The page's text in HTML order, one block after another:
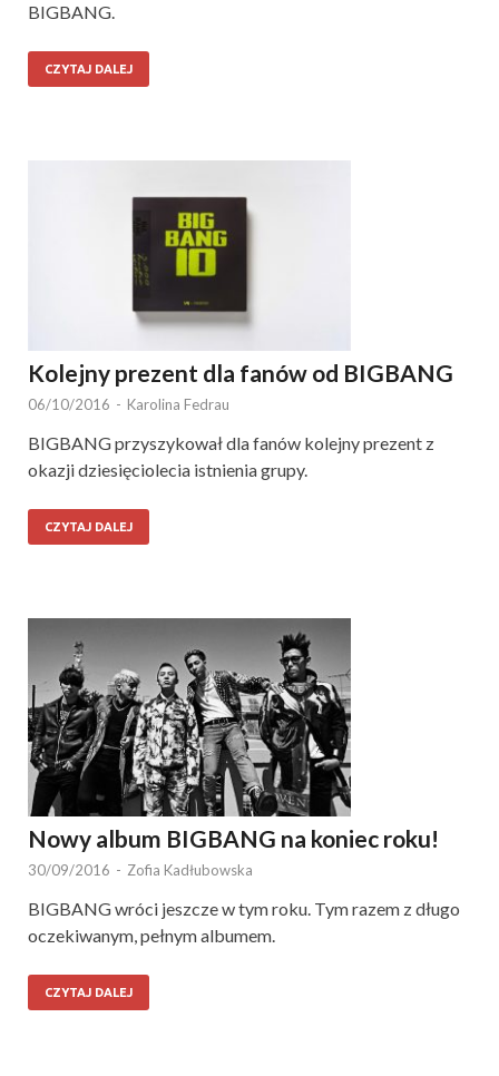
BIGBANG.
CZYTAJ DALEJ
Kolejny prezent dla fanów od BIGBANG
06/10/2016 - Karolina Fedrau
BIGBANG przyszykował dla fanów kolejny prezent z
okazji dziesięciolecia istnienia grupy.
CZYTAJ DALEJ
Nowy album BIGBANG na koniec roku!
30/09/2016 - Zofia Kadłubowska
BIGBANG wróci jeszcze w tym roku. Tym razem z długo
oczekiwanym, pełnym albumem.
CZYTAJ DALEJ